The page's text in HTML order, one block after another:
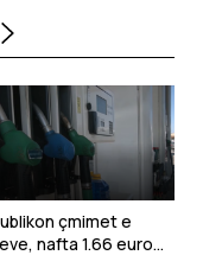
çmimet e
nafta 1.66 euro